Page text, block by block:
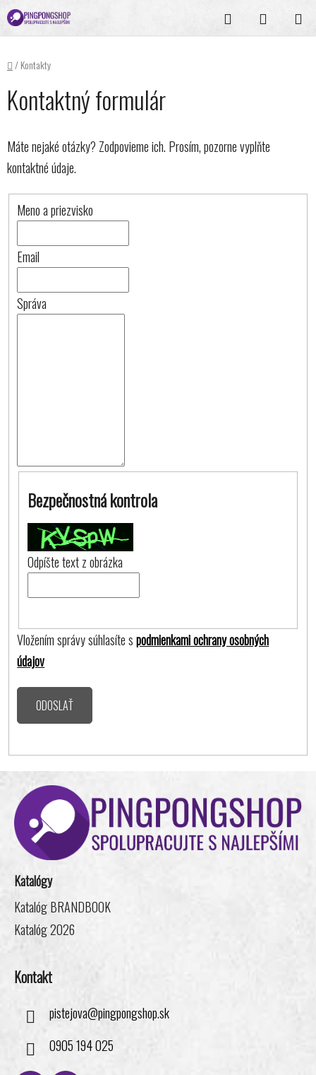
Prejsť
na
obsah
Hľadať
KOŠÍK
Domov
/Kontakty
Kontaktný formulár
Máte nejaké otázky? Zodpovieme ich. Prosím, pozorne vyplňte
kontaktné údaje.
Meno a priezvisko
Email
Správa
Bezpečnostná kontrola
Odpíšte text z obrázka
Vložením správy súhlasíte spodmienkami ochrany osobných
údajov
ODOSLAŤ
Z
Katalógy
Katalóg BRANDBOOK
Katalóg 2026
Kontakt
pistejova@pingpongshop.sk
0905 194 025